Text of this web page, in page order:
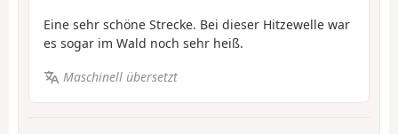
Eine sehr schöne Strecke. Bei dieser Hitzewelle war
es sogar im Wald noch sehr heiß.
Maschinell übersetzt